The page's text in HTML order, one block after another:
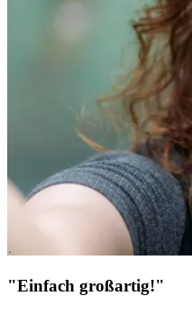
"Einfach großartig!"